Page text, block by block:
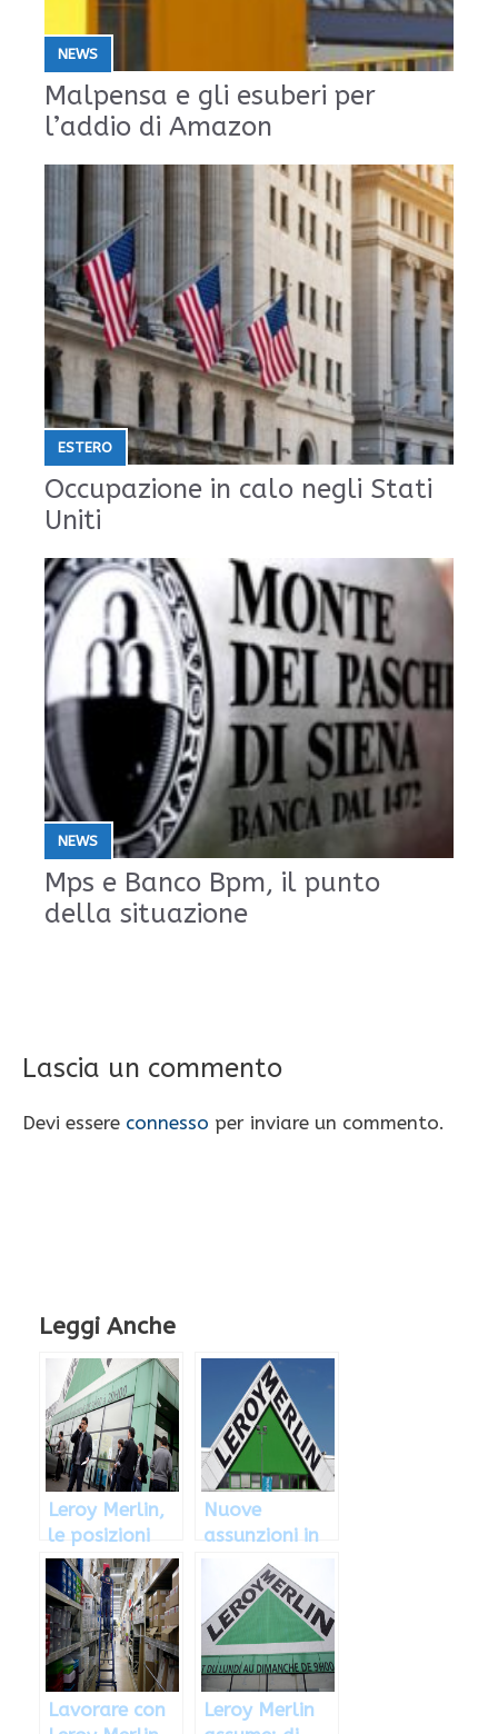
NEWS
Malpensa e gli esuberi per
l’addio di Amazon
ESTERO
Occupazione in calo negli Stati
Uniti
NEWS
Mps e Banco Bpm, il punto
della situazione
Lascia un commento
Devi essere connesso per inviare un commento.
Leggi Anche
Leroy Merlin,
le posizioni
lavorative
disponibili:
come
candidarsi
Nuove
assunzioni in
Leroy Merlin:
come inviare il
CV e
candidarsi
Lavorare con
Leroy Merlin